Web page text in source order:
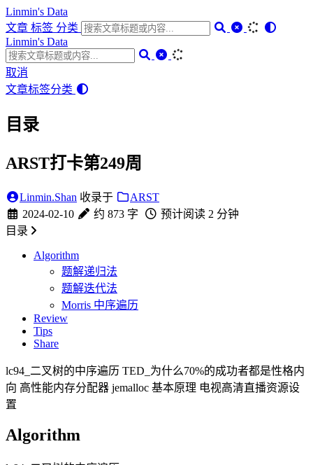
Linmin's Data
文章 标签 分类
Linmin's Data
取消
文章标签分类
目录
ARST打卡第249周
Linmin.Shan 收录于
ARST
2024-02-10
约 873 字
预计阅读 2 分钟
目录
Algorithm
题解递归法
题解迭代法
Morris 中序遍历
Review
Tips
Share
lc94_二叉树的中序遍历 TED_为什么70%的成功者都是性格内
向 高性能内存分配器 jemalloc 基本原理 电视高清直播资源设
置
Algorithm